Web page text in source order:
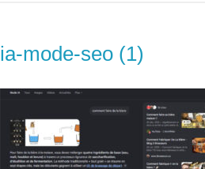
ia-mode-seo (1)